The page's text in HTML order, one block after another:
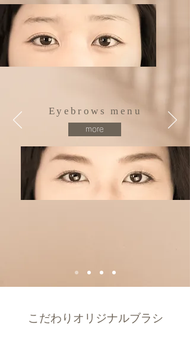
Eyebrows menu
more
こだわりオリジナルブラシ